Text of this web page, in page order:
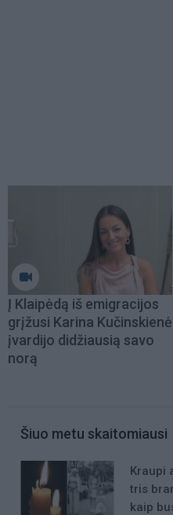
Į Klaipėdą iš emigracijos
grįžusi Karina Kučinskienė
įvardijo didžiausią savo
norą
Šiuo metu skaitomiausi
Kraupi
tris
kaip